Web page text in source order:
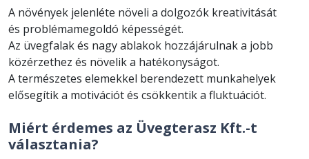
A növények jelenléte növeli a dolgozók kreativitását
és problémamegoldó képességét.
Az üvegfalak és nagy ablakok hozzájárulnak a jobb
közérzethez és növelik a hatékonyságot.
A természetes elemekkel berendezett munkahelyek
elősegítik a motivációt és csökkentik a fluktuációt.
Miért érdemes az Üvegterasz Kft.-t
választania?